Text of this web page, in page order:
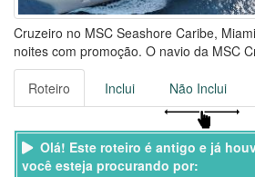
Cruzeiro no MSC Seashore Caribe,
noites com promoção. O navio da MSC
passageiros, com uma tripulação de
Viaje no MSC Seashore por 10 noites,
Roteiro Inclui Não Inclui
Olá! Este roteiro é antigo e já
você esteja procurando por: